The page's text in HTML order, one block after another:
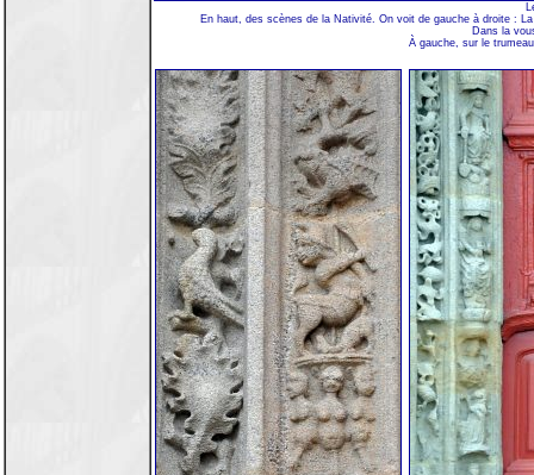
En haut, des scènes de la Nativité. On voit de gauche à droite :
Dans la
À gauche, sur le